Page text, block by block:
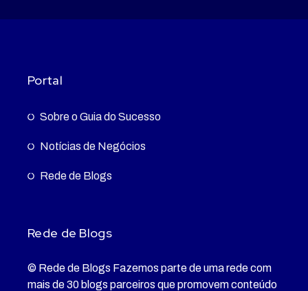
Portal
Sobre o Guia do Sucesso
Notícias de Negócios
Rede de Blogs
Rede de Blogs
© Rede de Blogs Fazemos parte de uma rede com
mais de 30 blogs parceiros que promovem conteúdo